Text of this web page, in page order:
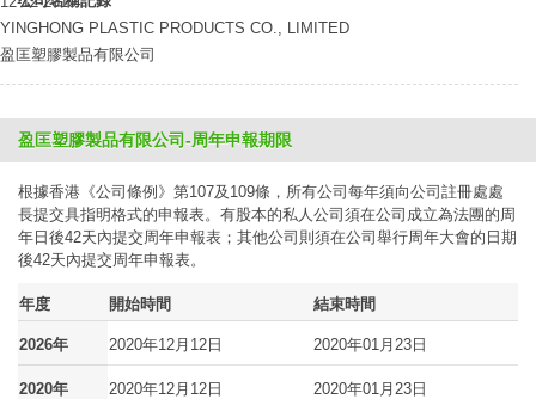
YINGHONG PLASTIC PRODUCTS CO., LIMITED
盈匡塑膠製品有限公司
盈匡塑膠製品有限公司-周年申報期限
根據香港《公司條例》第107及109條，所有公司每年須向公司註冊處處
長提交具指明格式的申報表。有股本的私人公司須在公司成立為法團的周
年日後42天內提交周年申報表；其他公司則須在公司舉行周年大會的日期
後42天內提交周年申報表。
年度 開始時間 結束時間
2026年 2020年12月12日 2020年01月23日
2020年 2020年12月12日 2020年01月23日